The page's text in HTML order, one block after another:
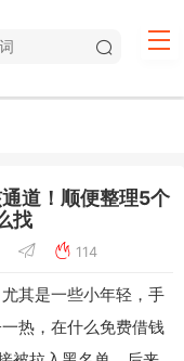
道！顺便整理5个
找
114
其是一些小年轻，手
热，在什么免费借钱